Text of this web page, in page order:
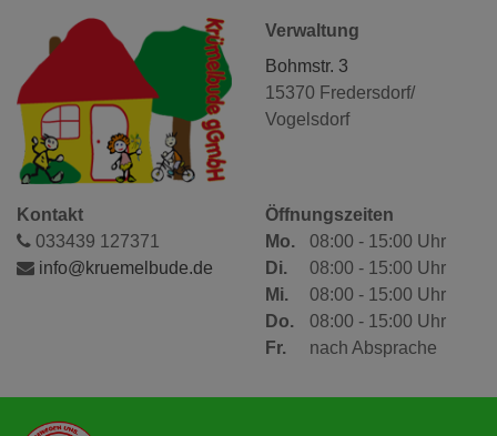
Verwaltung
Bohmstr. 3
15370 Fredersdorf/
Vogelsdorf
Kontakt
033439 127371
info@kruemelbude.de
Öffnungszeiten
Mo.
08:00 - 15:00 Uhr
Di.
08:00 - 15:00 Uhr
Mi.
08:00 - 15:00 Uhr
Do.
08:00 - 15:00 Uhr
Fr.
nach Absprache